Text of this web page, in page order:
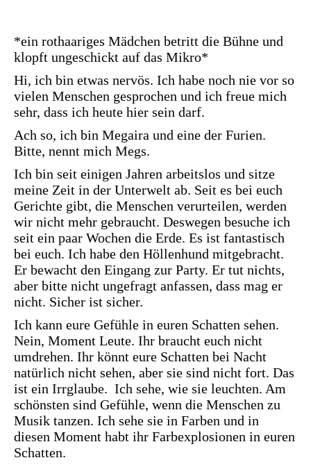
*ein rothaariges Mädchen betritt die Bühne und
klopft ungeschickt auf das Mikro*
Hi, ich bin etwas nervös. Ich habe noch nie vor so
vielen Menschen gesprochen und ich freue mich
sehr, dass ich heute hier sein darf.
Ach so, ich bin Megaira und eine der Furien.
Bitte, nennt mich Megs.
Ich bin seit einigen Jahren arbeitslos und sitze
meine Zeit in der Unterwelt ab. Seit es bei euch
Gerichte gibt, die Menschen verurteilen, werden
wir nicht mehr gebraucht. Deswegen besuche ich
seit ein paar Wochen die Erde. Es ist fantastisch
bei euch. Ich habe den Höllenhund mitgebracht.
Er bewacht den Eingang zur Party. Er tut nichts,
aber bitte nicht ungefragt anfassen, dass mag er
nicht. Sicher ist sicher.
Ich kann eure Gefühle in euren Schatten sehen.
Nein, Moment Leute. Ihr braucht euch nicht
umdrehen. Ihr könnt eure Schatten bei Nacht
natürlich nicht sehen, aber sie sind nicht fort. Das
ist ein Irrglaube. Ich sehe, wie sie leuchten. Am
schönsten sind Gefühle, wenn die Menschen zu
Musik tanzen. Ich sehe sie in Farben und in
diesen Moment habt ihr Farbexplosionen in euren
Schatten.